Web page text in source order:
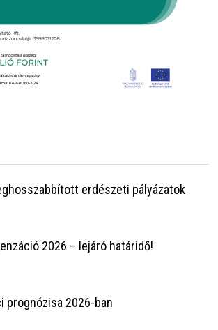
erdészeti pályázatok
2026 – lejáró határidő!
prognózisa 2026-ban